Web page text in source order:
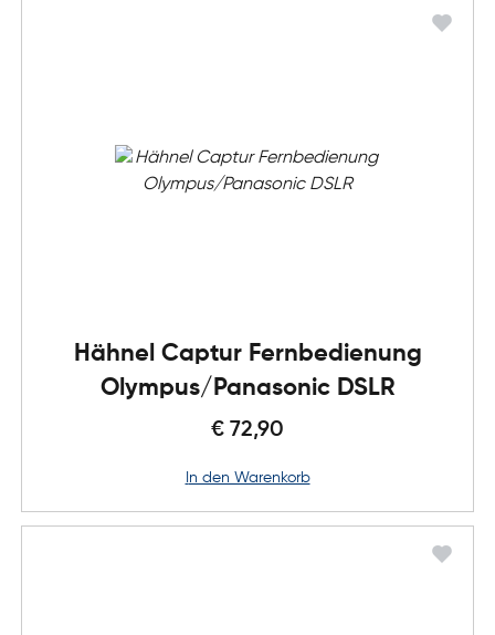
Hähnel Captur Fernbedienung
Olympus/Panasonic DSLR
€ 72,90
in den Warenkorb